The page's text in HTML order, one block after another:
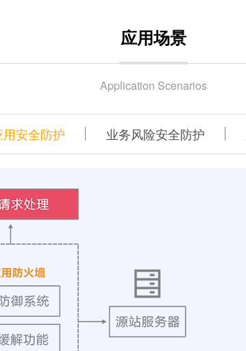
应用场景
Application Scenarios
安全防护 业务风险安全防护